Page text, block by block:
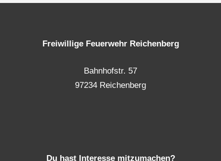
Freiwillige Feuerwehr Reichenberg
Bahnhofstr. 57
97234 Reichenberg
Du hast Interesse mitzumachen?